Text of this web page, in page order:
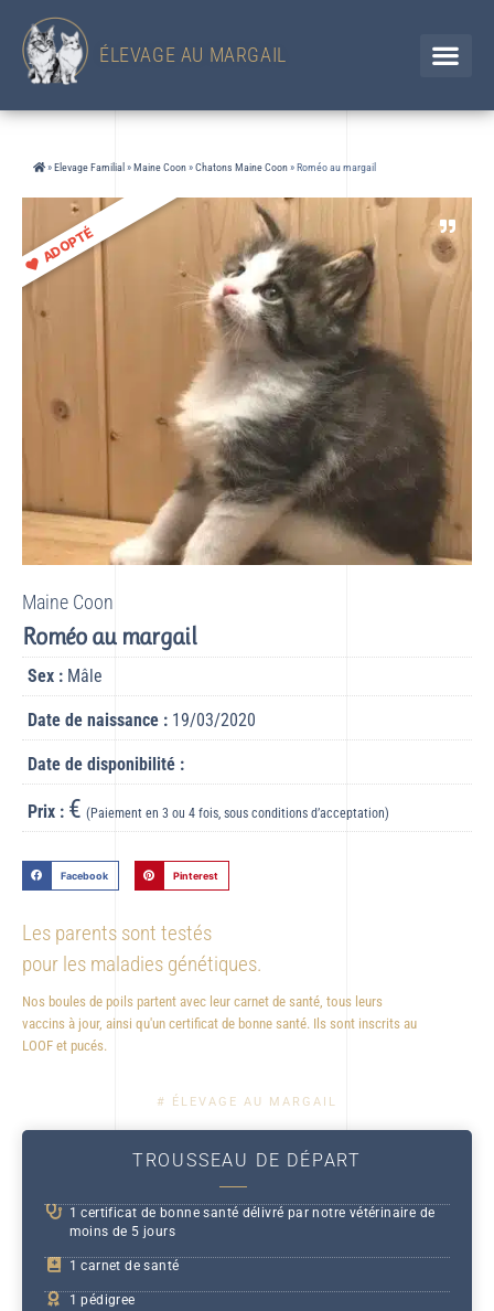
ÉLEVAGE AU MARGAIL
» Elevage Familial » Maine Coon»Chatons Maine Coon» Roméo au margail
ADOPTÉ
Maine Coon
Roméo au margail
Sex : Mâle
Date de naissance : 19/03/2020
Date de disponibilité :
Prix : € (Paiement en 3 ou 4 fois, sous conditions d’acceptation)
Facebook Pinterest
Les parents sont testés
pour les maladies génétiques.
Nos boules de poils partent avec leur carnet de santé, tous leurs
vaccins à jour, ainsi qu'un certificat de bonne santé. Ils sont inscrits au
LOOF et pucés.
# ÉLEVAGE AU MARGAIL
TROUSSEAU DE DÉPART
1 certificat de bonne santé délivré par notre vétérinaire de
moins de 5 jours
1 carnet de santé
1 pédigree